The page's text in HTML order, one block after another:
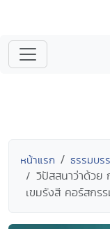
หน้าแรก ธรรมบร
วิปัสสนาว่าด้วย
เขมรังสี คอร์สก